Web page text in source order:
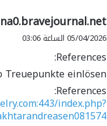
ي
ق
ل
05/04/2026 الساعة 03:06
References:
Treuepunkte einlösen
References:
index.php?